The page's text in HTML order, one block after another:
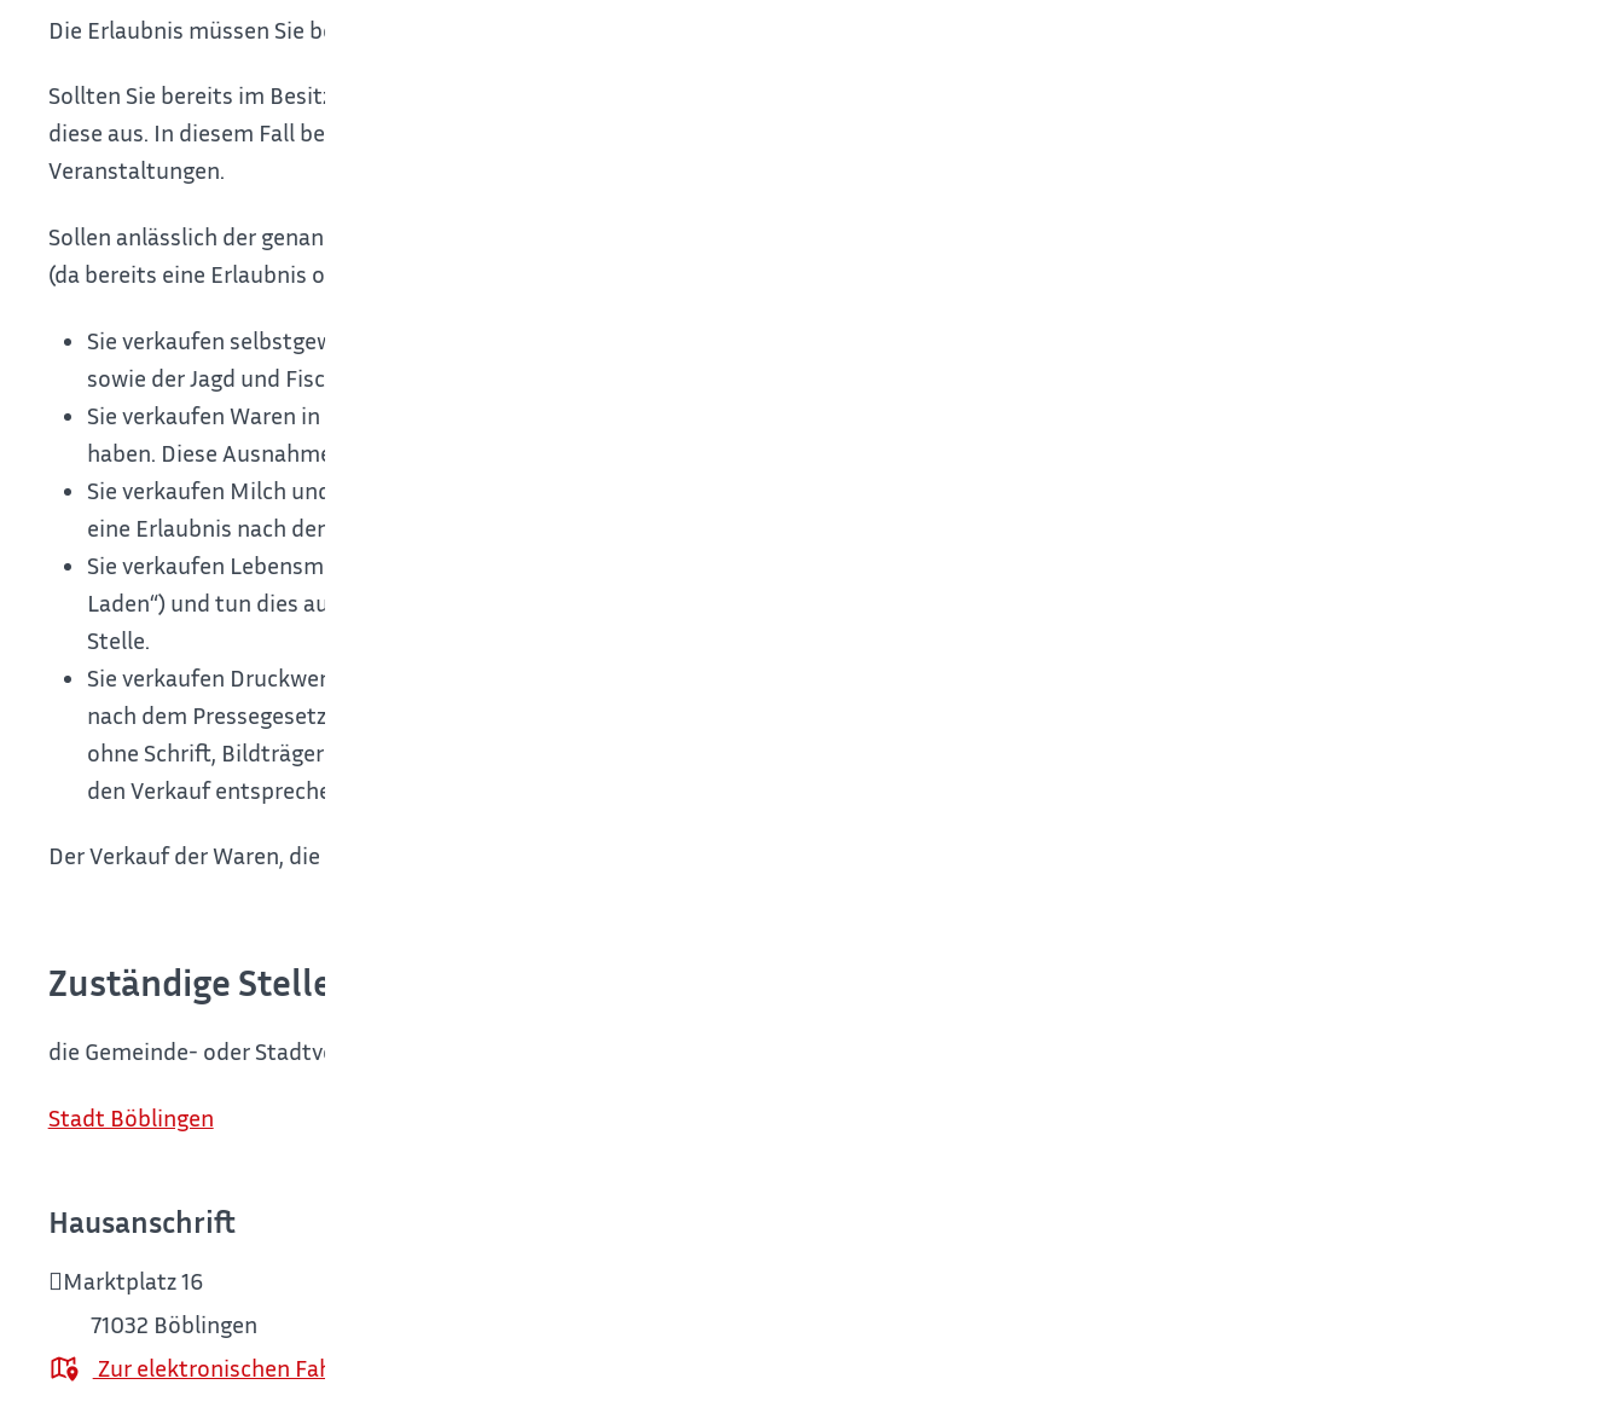
Die Erlaubnis müssen Sie bei der zuständigen Behörde beantragen.
Sollten Sie bereits im Besitz einer Reisegewerbekarte sein, die zum Feilbieten bestimmter oder aller Waren berechtigt, reicht
diese aus. In diesem Fall benötigen Sie keine zusätzliche Erlaubnis mehr für den Verkauf anlässlich der genannten
Veranstaltungen.
Sollen anlässlich der genannten Veranstaltungen die folgenden Waren feilgeboten werden, so ist keine Erlaubnis erforderlich
(da bereits eine Erlaubnis oder Freistellung auf anderer Grundlage vorliegt):
Sie verkaufen selbstgewonnene Produkte der Land- und Forstwirtschaft, des Gemüse-, Obst- und Gartenbaues, der Geflügelzucht und Imkerei
sowie der Jagd und Fischerei.
Sie verkaufen Waren in der Gemeinde, in der Sie mit Ihrem Wohnsitz gemeldet sind, oder in der Sie Ihre gewerbliche Niederlassung gemeldet
haben. Diese Ausnahme greift aber nur dann, wenn die Gemeinde nicht mehr als 10 000 Einwohner hat.
Sie verkaufen Milch und gegebenenfalls zusätzlich Milcherzeugnisse (zum Beispiel Joghurt, Kefir, Butter, Käse et cetera ) und verfügen noch über
eine Erlaubnis nach dem Milch- und Margarinegesetz.
Sie verkaufen Lebensmittel oder andere Waren des täglichen Bedarfs aus einem Verkaufswagen oder einem Verkaufsstand heraus („mobiler
Laden“) und tun dies außerhalb festgesetzter Märkte (zum Beispiel Wochenmärkte) in regelmäßigen, kürzeren Zeitabständen immer an derselben
Stelle.
Sie verkaufen Druckwerke auf öffentlichen Wegen, Straßen, Plätzen oder an anderen öffentlichen Orten. Zum Begriff der Druckwerke gehören
nach dem Pressegesetz Schriften, besprochene Tonträger (zumBeispiel Kassetten und sonstige Datenträger), bildliche Darstellungen mit und
ohne Schrift, Bildträger (Videokassetten und sonstige Datenträger) und Musikalien (Druckerzeugnisse mit Noten) mit Text und Erläuterungen. Für
den Verkauf entsprechender Erzeugnisse an der Haustüre benötigen Sie allerdings eine Erlaubnis.
Der Verkauf der Waren, die Sie anbieten möchten, darf nicht im Reisegewerbe verboten sein.
Zuständige Stelle
die Gemeinde- oder Stadtverwaltung des Ortes, in dem Sie die Waren zum Sofortverkauf anbieten.
Stadt Böblingen
Hausanschrift
Marktplatz 16
71032 Böblingen
Zur elektronischen Fahrplanauskunft